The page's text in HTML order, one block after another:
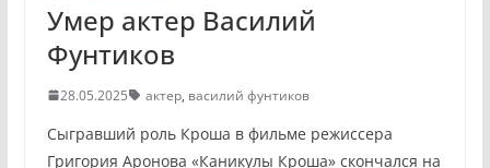
Умер актер Василий
Фунтиков
28.05.2025 актер, василий фунтиков
Сыгравший роль Кроша в фильме режиссера
Григория Аронова «Каникулы Кроша» скончался на